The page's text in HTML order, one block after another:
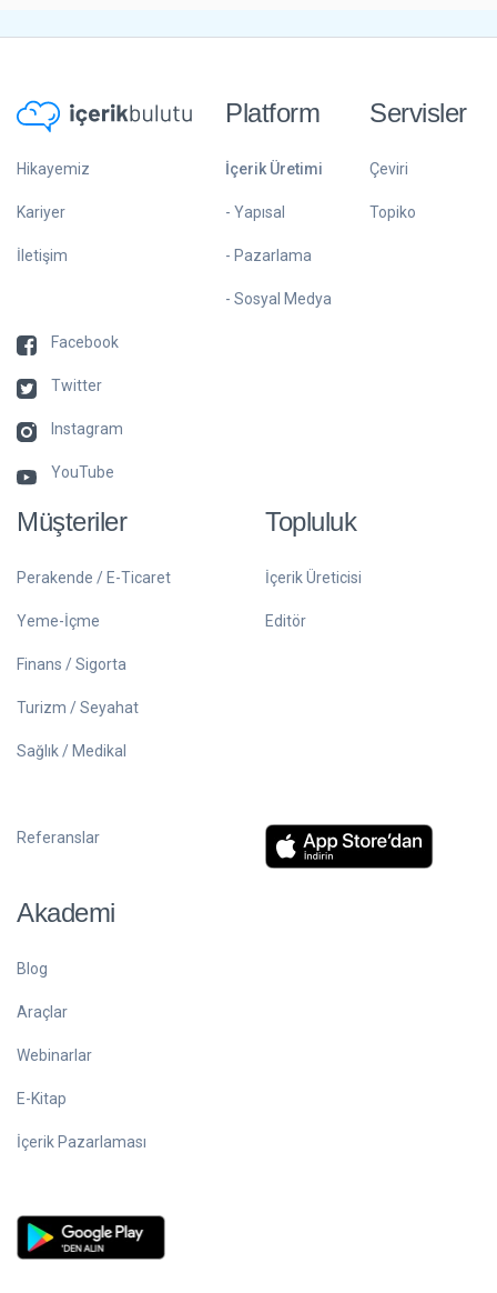
Hikayemiz
Kariyer
İletişim
Facebook
Twitter
Instagram
YouTube
Platform
İçerik Üretimi
- Yapısal
- Pazarlama
- Sosyal Medya
Servisler
Çeviri
Topiko
Müşteriler
Perakende / E-Ticaret
Yeme-İçme
Finans / Sigorta
Turizm / Seyahat
Sağlık / Medikal
Referanslar
Topluluk
İçerik Üreticisi
Editör
Akademi
Blog
Araçlar
Webinarlar
E-Kitap
İçerik Pazarlaması